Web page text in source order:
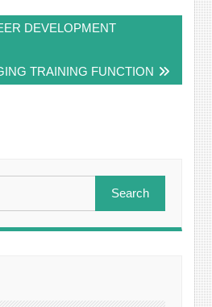
DEVELOPMENT
TRAINING FUNCTION